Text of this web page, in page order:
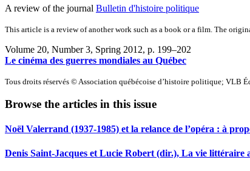
A review of the journal Bulletin d'histoire politique
This article is a review of another work such as a book or a film. The
Volume 20, Number 3, Spring 2012, p. 199–202
Le cinéma des guerres mondiales au Québec
Tous droits réservés © Association québécoise d’histoire politique; VLB
Browse the articles in this issue
Noël Valerrand (1937-1985) et la relance de l’opéra : à
Denis Saint-Jacques et Lucie Robert (dir.), La vie littéraire